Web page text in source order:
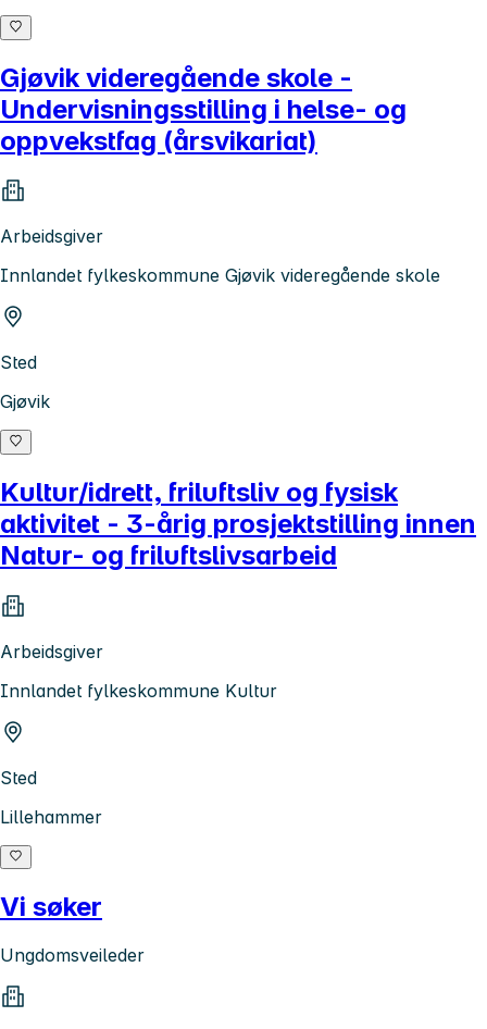
Gjøvik videregående skole -
Undervisningsstilling i helse- og
oppvekstfag (årsvikariat)
Arbeidsgiver
Innlandet fylkeskommune Gjøvik videregående skole
Sted
Gjøvik
Kultur/idrett, friluftsliv og fysisk
aktivitet - 3-årig prosjektstilling innen
Natur- og friluftslivsarbeid
Arbeidsgiver
Innlandet fylkeskommune Kultur
Sted
Lillehammer
Vi søker
Ungdomsveileder